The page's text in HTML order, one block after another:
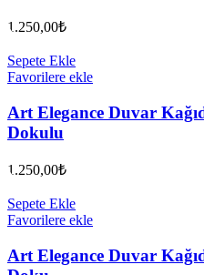
1.250,00₺
Sepete Ekle
Favorilere ekle
Art Elegance Duvar
Dokulu
1.250,00₺
Sepete Ekle
Favorilere ekle
Art Elegance Duvar